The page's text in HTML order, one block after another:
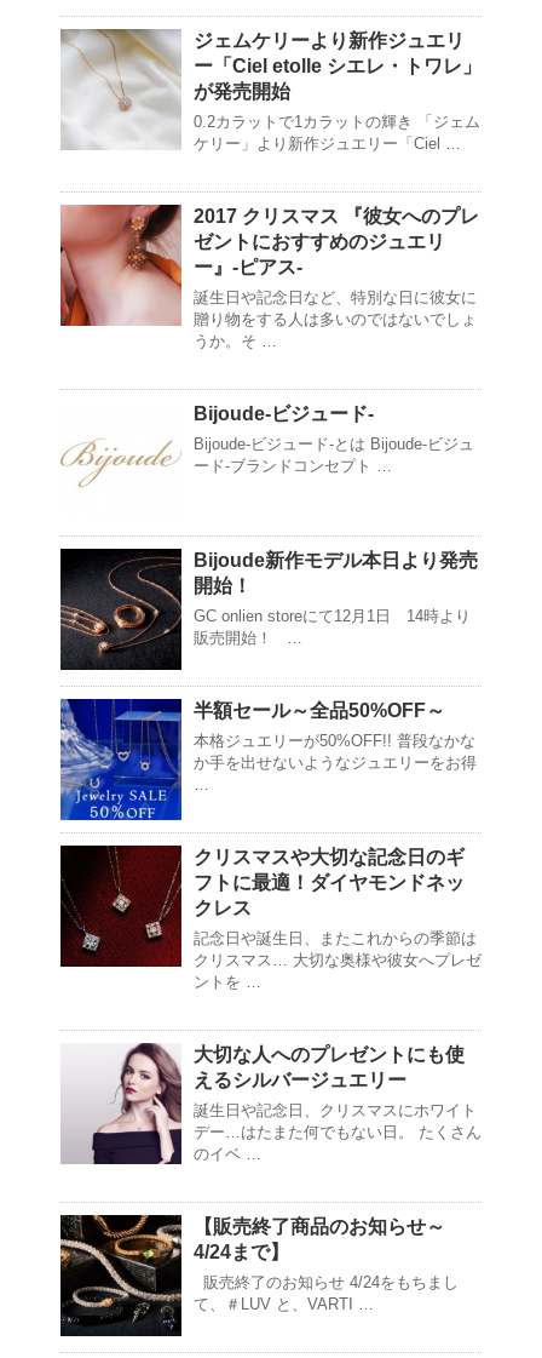
ジェムケリーより新作ジュエリ
ー「Ciel etolle シエレ・トワレ」
が発売開始
0.2カラットで1カラットの輝き 「ジェム
ケリー」より新作ジュエリー「Ciel …
2017 クリスマス 『彼女へのプレ
ゼントにおすすめのジュエリ
ー』-ピアス-
誕生日や記念日など、特別な日に彼女に
贈り物をする人は多いのではないでしょ
うか。そ …
Bijoude-ビジュード-
Bijoude-ビジュード-とは Bijoude-ビジュ
ード-ブランドコンセプト …
Bijoude新作モデル本日より発売
開始！
GC onlien storeにて12月1日 14時より
販売開始！ …
半額セール～全品50%OFF～
本格ジュエリーが50%OFF!! 普段なかな
か手を出せないようなジュエリーをお得
…
クリスマスや大切な記念日のギ
フトに最適！ダイヤモンドネッ
クレス
記念日や誕生日、またこれからの季節は
クリスマス… 大切な奥様や彼女へプレゼ
ントを …
大切な人へのプレゼントにも使
えるシルバージュエリー
誕生日や記念日、クリスマスにホワイト
デー…はたまた何でもない日。 たくさん
のイベ …
【販売終了商品のお知らせ～
4/24まで】
販売終了のお知らせ 4/24をもちまし
て、＃LUV と、VARTI …